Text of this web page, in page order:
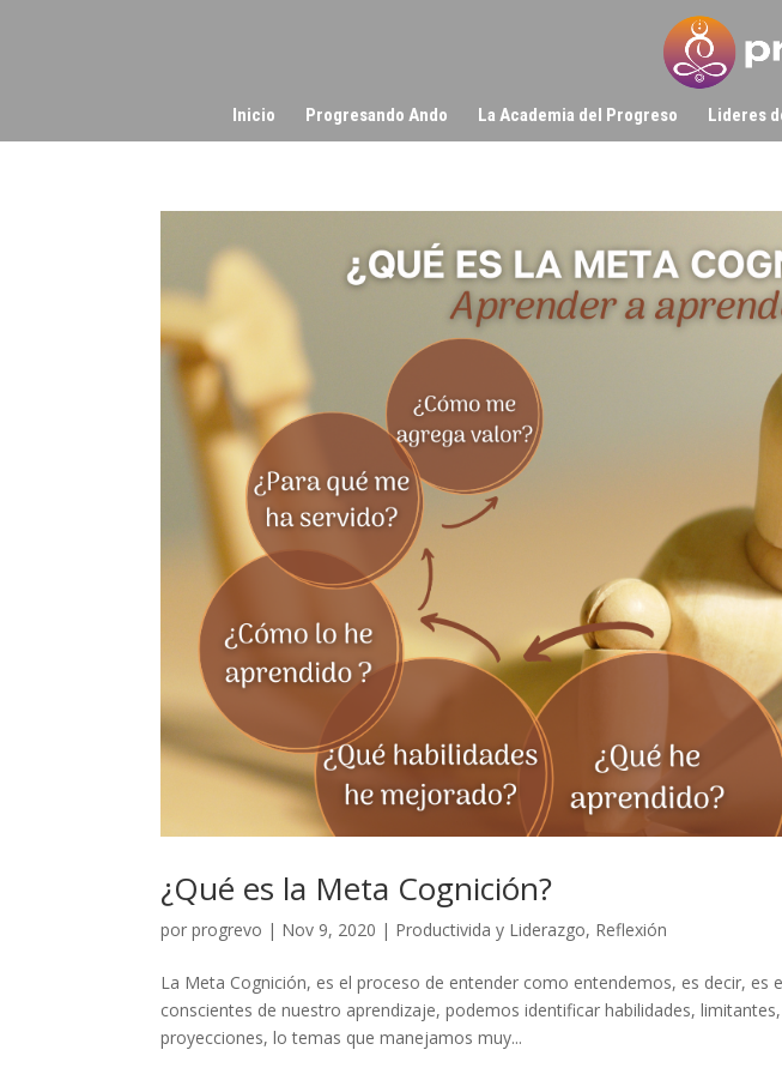
Inicio Progresando Ando La Academia del Progreso Lideres
¿Qué es la Meta Cognición?
porprogrevo | Nov 9, 2020 | Productivida y Liderazgo, Reflexión
La Meta Cognición, es el proceso de entender como entendemos, es decir, es
conscientes de nuestro aprendizaje, podemos identificar habilidades,
proyecciones, lo temas que manejamos muy...